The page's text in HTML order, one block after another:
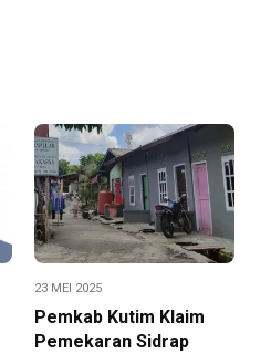
23 MEI 2025
Pemkab Kutim Klaim
Pemekaran Sidrap